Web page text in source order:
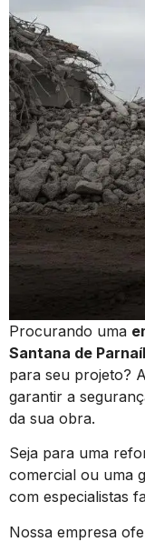
Procurando uma
Santana de
para seu projeto?
garantir a
da sua obra.
Seja para uma
comercial ou uma
com especialistas
Nossa empresa